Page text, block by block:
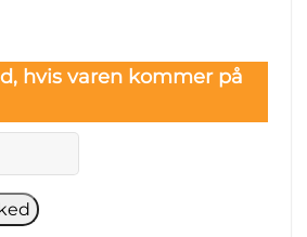
hvis varen kommer på